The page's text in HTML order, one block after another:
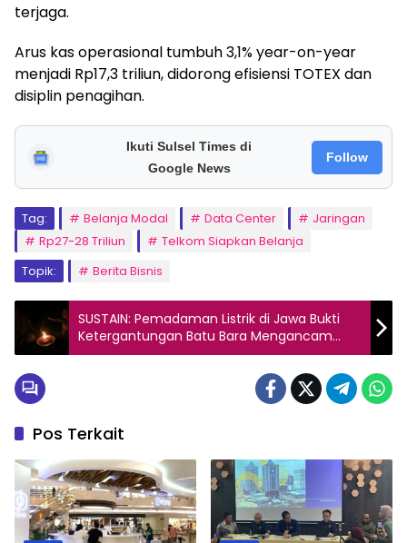
terjaga.
Arus kas operasional tumbuh 3,1% year-on-year
menjadi Rp17,3 triliun, didorong efisiensi TOTEX dan
disiplin penagihan.
Ikuti Sulsel Times di
Google News
Follow
Tag: Belanja Modal Data Center
Jaringan
Rp27-28 Triliun
Telkom Siapkan Belanja
Topik:
Berita Bisnis
SUSTAIN: Pemadaman Listrik di Jawa Bukti
Ketergantungan Batu Bara Mengancam
Ketahanan Energi
Pos Terkait